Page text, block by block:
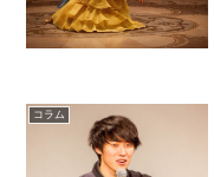
コラム